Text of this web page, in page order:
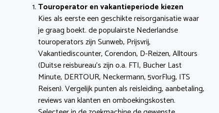
Touroperator en vakantieperiode kiezen
Kies als eerste een geschikte reisorganisatie waar
je graag boekt. de populairste Nederlandse
touroperators zijn Sunweb, Prijsvrij,
Vakantiediscounter, Corendon, D-Reizen, Alltours
(Duitse reisbureau’s zijn o.a. FTI, Bucher Last
Minute, DERTOUR, Neckermann, 5vorFlug, ITS
Reisen). Vergelijk punten als reisleiding, aanbetaling,
reviews van klanten en omboekingskosten.